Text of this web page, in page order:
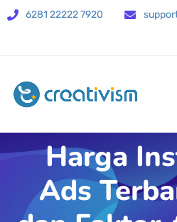
6281 22222 7920
Harga
Ads